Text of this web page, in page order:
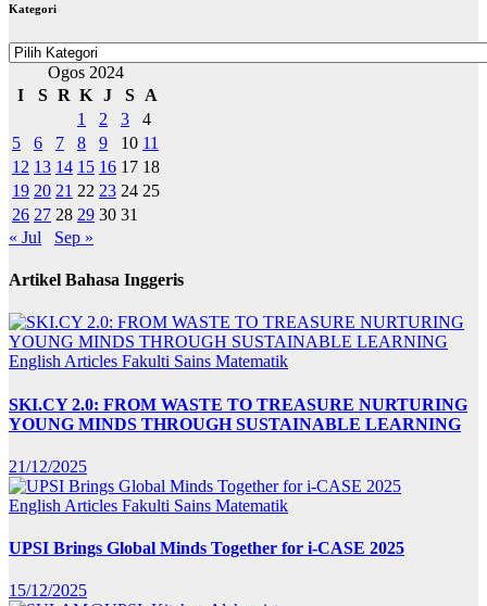
Kategori
Kategori
Ogos 2024
I
S R K J S
A
1
2 3
4
5
6 7 8 9 10 11
12 13 14 15 16 17 18
19 20 21 22 23 24 25
26 27 28 29 30 31
« Jul
Sep »
Artikel Bahasa Inggeris
English Articles Fakulti Sains Matematik
SKI.CY 2.0: FROM WASTE TO TREASURE NURTURING
YOUNG MINDS THROUGH SUSTAINABLE LEARNING
21/12/2025
English Articles Fakulti Sains Matematik
UPSI Brings Global Minds Together for i-CASE 2025
15/12/2025